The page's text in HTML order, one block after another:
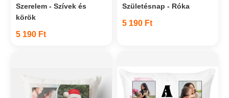
Szerelem - Szívek és
körök
5 190 Ft
Születésnap - Róka
5 190 Ft